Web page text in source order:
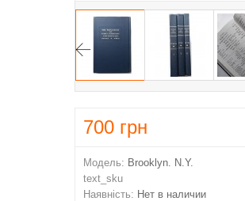
700 грн
Модель: Brooklyn. N.Y.
text_sku
Наявність: Нет в наличии